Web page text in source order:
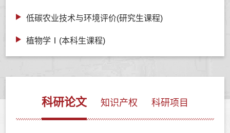
低碳农业技术与环境评价(研究生课程)
植物学Ⅰ(本科生课程)
科研论文 知识产权 科研项目